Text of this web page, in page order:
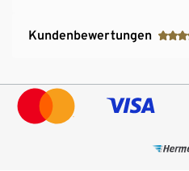
Kundenbewertungen